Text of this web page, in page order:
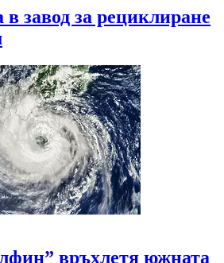
завод за рециклиране
връхлетя южната